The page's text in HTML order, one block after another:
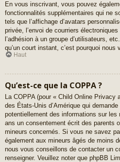
En vous inscrivant, vous pouvez
fonctionnalités supplémentaires qui ne
tels que l’affichage d’avatars
privée, l’envoi de courriers
l’adhésion à un groupe d’utilisateurs,
qu’un court instant, c’est pourquoi
Haut
Qu’est-ce que la COPPA ?
La COPPA (pour « Child Online Privacy
des États-Unis d’Amérique qui
potentiellement des informations sur
ans un consentement écrit des parents
mineurs concernés. Si vous ne savez
également aux mineurs âgés de moins
nous vous conseillons de contacter un
renseigner. Veuillez noter que phpBB